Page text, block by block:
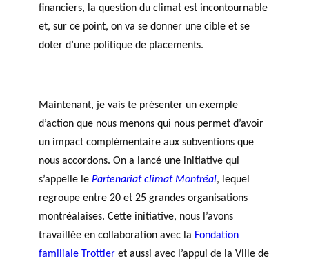
financiers, la question du climat est incontournable
et, sur ce point, on va se donner une cible et se
doter d’une politique de placements.
Maintenant, je vais te présenter un exemple
d’action que nous menons qui nous permet d’avoir
un impact complémentaire aux subventions que
nous accordons. On a lancé une initiative qui
s’appelle le Partenariat climat Montréal, lequel
regroupe entre 20 et 25 grandes organisations
montréalaises. Cette initiative, nous l’avons
travaillée en collaboration avec la Fondation
familiale Trottier et aussi avec l’appui de la Ville de